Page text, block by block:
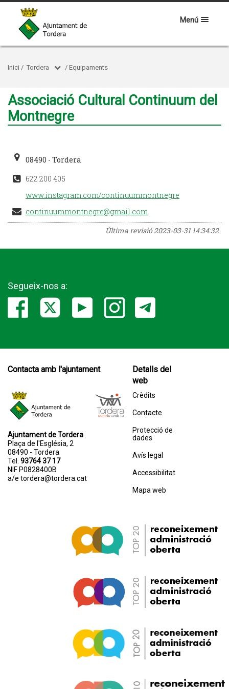
Menú
Inici / Tordera / Equipaments
Associació Cultural Continuum del
Montnegre
08490 - Tordera
622 200 405
www.instagram.com/continuummontnegre
continuummontnegre@gmail.com
Última revisió2023-03-31 14:34:32
Segueix-nos a:
Contacta amb l'ajuntament
Ajuntament de Tordera
Plaça de l'Església, 2
08490 - Tordera
Tel. 93764 37 17
NIF P0828400B
a/e tordera@tordera.cat
Detalls del
web
Crèdits
Contacte
Protecció de
dades
Avís legal
Accessibilitat
Mapa web